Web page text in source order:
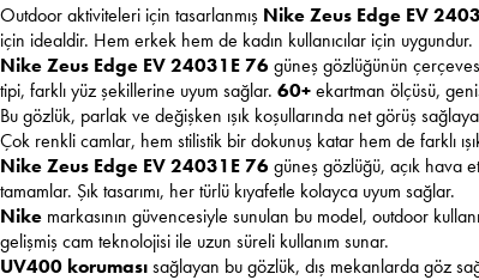
Outdoor aktiviteleri için tasarlanmış Nike Zeus Edge EV
için idealdir. Hem erkek hem de kadın kullanıcılar için uygundur.
Nike Zeus Edge EV 24031E 76 güneş gözlüğünün
tipi, farklı yüz şekillerine uyum sağlar. 60+ekartman ölçüsü,
Bu gözlük, parlak ve değişken ışık koşullarında net görüş
Çok renkli camlar, hem stilistik bir dokunuş katar hem de farklı
Nike Zeus Edge EV 24031E 76 güneş gözlüğü, açık hava
tamamlar. Şık tasarımı, her türlü kıyafetle kolayca uyum sağlar.
Nike markasının güvencesiyle sunulan bu model, outdoor
gelişmiş cam teknolojisi ile uzun süreli kullanım sunar.
UV400 korumasısağlayan bu gözlük, dış mekanlarda göz